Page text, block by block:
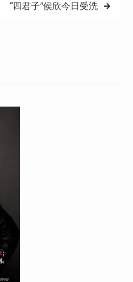
“四君子”侯欣今日受洗